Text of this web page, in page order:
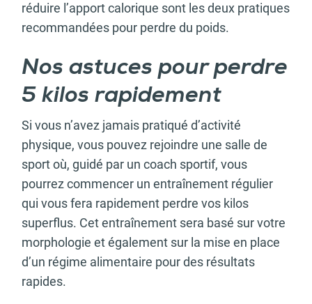
réduire l’apport calorique sont les deux pratiques
recommandées pour perdre du poids.
Nos astuces pour perdre
5 kilos rapidement
Si vous n’avez jamais pratiqué d’activité
physique, vous pouvez rejoindre une salle de
sport où, guidé par un coach sportif, vous
pourrez commencer un entraînement régulier
qui vous fera rapidement perdre vos kilos
superflus. Cet entraînement sera basé sur votre
morphologie et également sur la mise en place
d’un régime alimentaire pour des résultats
rapides.